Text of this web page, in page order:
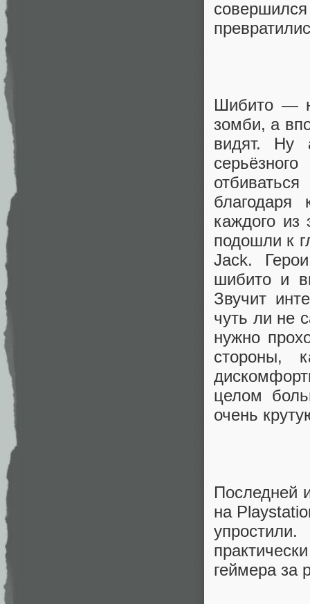
Шибито —
зомби, а
видят. Ну
благодаря
каждого из
подошли к
Jack.
шибито и
Звучит
чуть ли не
нужно
стороны,
целом
очень
Последней
на
геймера за